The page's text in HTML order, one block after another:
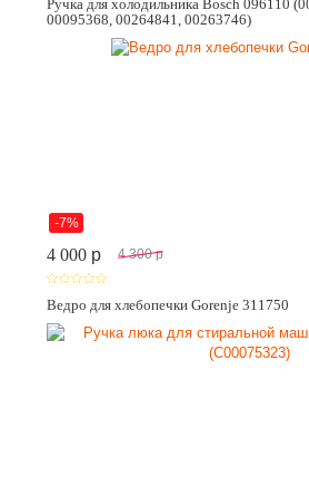
Ручка для холодильника Bosch 096110
00095368, 00264841, 00263746)
-7%
4 000 p 4 300 p
Ведро для хлебопечки Gorenje 311750